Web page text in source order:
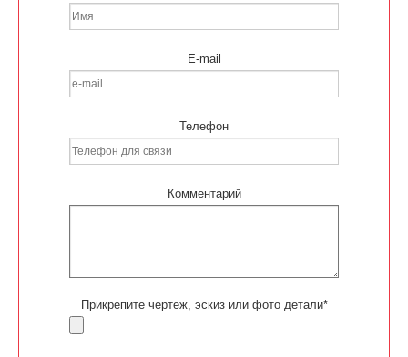
E-mail
Телефон
Комментарий
Прикрепите чертеж, эскиз или фото детали*